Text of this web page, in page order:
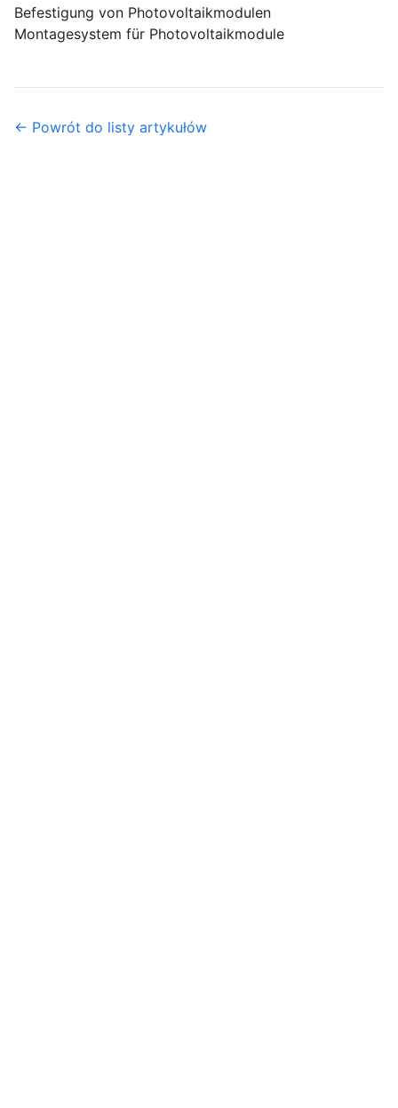
Befestigung von Photovoltaikmodulen
Montagesystem für Photovoltaikmodule
← Powrót do listy artykułów